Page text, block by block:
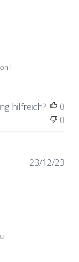
!
hilfreich?
0
0
23/12/23